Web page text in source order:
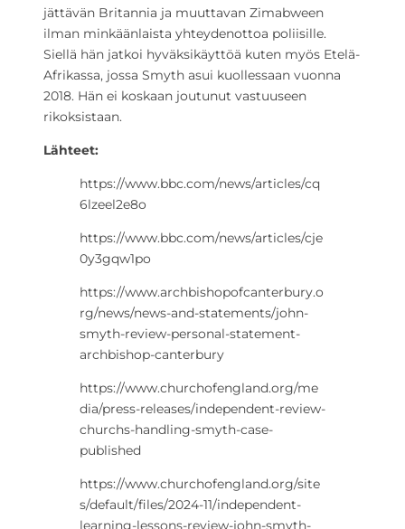
jättävän Britannia ja muuttavan Zimabween
ilman minkäänlaista yhteydenottoa poliisille.
Siellä hän jatkoi hyväksikäyttöä kuten myös Etelä-
Afrikassa, jossa Smyth asui kuollessaan vuonna
2018. Hän ei koskaan joutunut vastuuseen
rikoksistaan.
Lähteet:
https://www.bbc.com/news/articles/cq
6lzeel2e8o
https://www.bbc.com/news/articles/cje
0y3gqw1po
https://www.archbishopofcanterbury.o
rg/news/news-and-statements/john-
smyth-review-personal-statement-
archbishop-canterbury
https://www.churchofengland.org/me
dia/press-releases/independent-review-
churchs-handling-smyth-case-
published
https://www.churchofengland.org/site
s/default/files/2024-11/independent-
learning-lessons-review-john-smyth-